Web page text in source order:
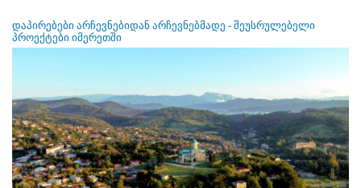
დაპირებები არჩევნებიდან არჩევნებმადე - შეუსრულებელი
პროექტები იმერეთში